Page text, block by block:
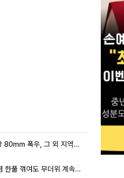
동해안은 시간당 80㎜ 폭우, 그 외 지역은 폭염…‘극과 극 날씨’
[내일 날씨] 폭염 한풀 꺾여도 무더위 계속⋯동해안 이틀 연속 비